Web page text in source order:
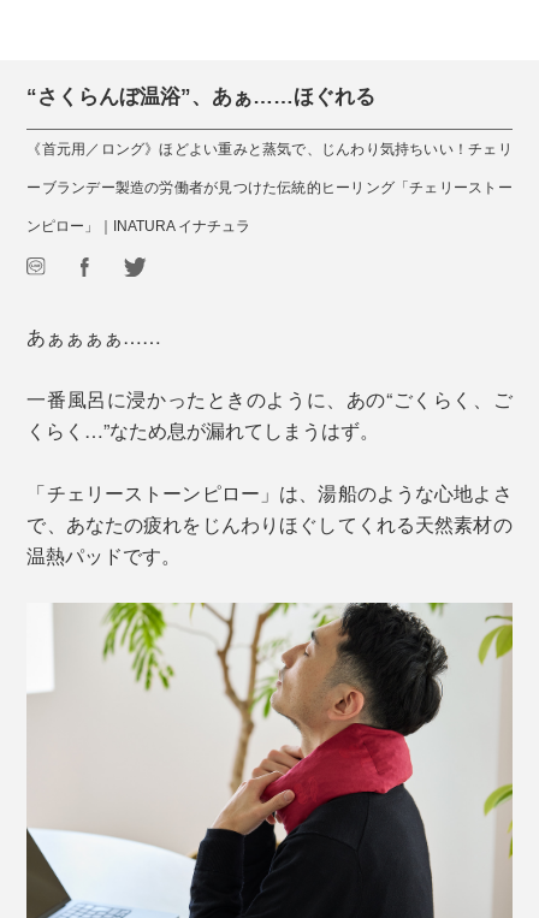
“さくらんぼ温浴”、あぁ……ほぐれる
《首元用／ロング》ほどよい重みと蒸気で、じんわり気持ちいい！チェリ
ーブランデー製造の労働者が見つけた伝統的ヒーリング「チェリーストー
ンピロー」｜INATURA イナチュラ
あぁぁぁぁ……
一番風呂に浸かったときのように、あの“ごくらく、ご
くらく…”なため息が漏れてしまうはず。
「チェリーストーンピロー」は、湯船のような心地よさ
で、あなたの疲れをじんわりほぐしてくれる天然素材の
温熱パッドです。